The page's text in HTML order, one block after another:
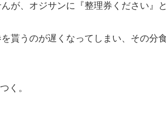
が、オジサンに『整理券ください』
貰うのが遅くなってしまい、その分
く。